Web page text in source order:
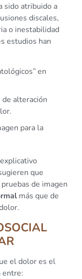
sido atribuido a
discales,
o inestabilidad
estudios han
en
de alteración
para la
que
de imagen
más que de
el dolor es el
entre: